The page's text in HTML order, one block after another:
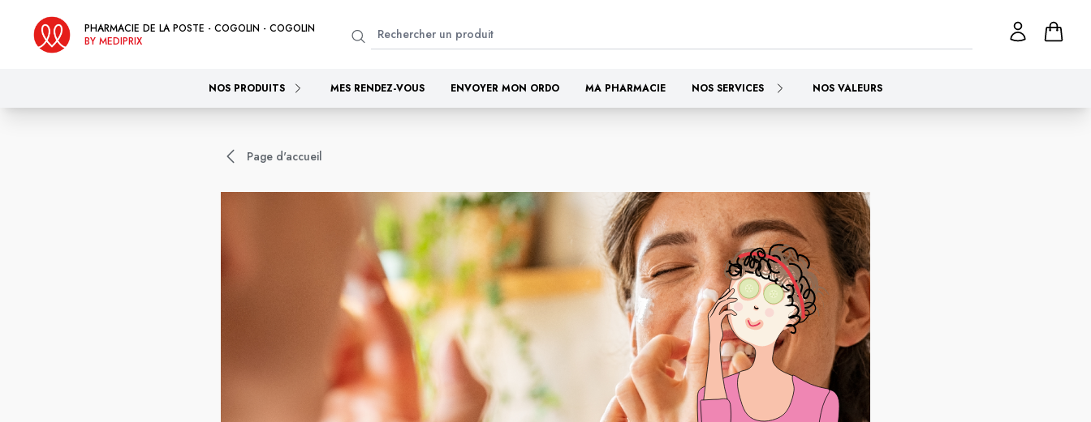
PHARMACIE DE LA POSTE - COGOLIN - COGOLIN
BY MEDIPRIX
NOS PRODUITS MES RENDEZ-VOUS ENVOYER MON ORDO MA PHARMACIE NOS SERVICES NOS VALEURS
Page d'accueil